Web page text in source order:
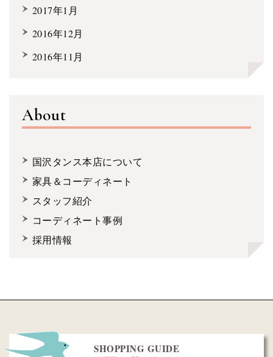
2017年1月
2016年12月
2016年11月
About
国沢タンス本店について
家具＆コーディネート
スタッフ紹介
コーディネート事例
採用情報
SHOPPING GUIDE